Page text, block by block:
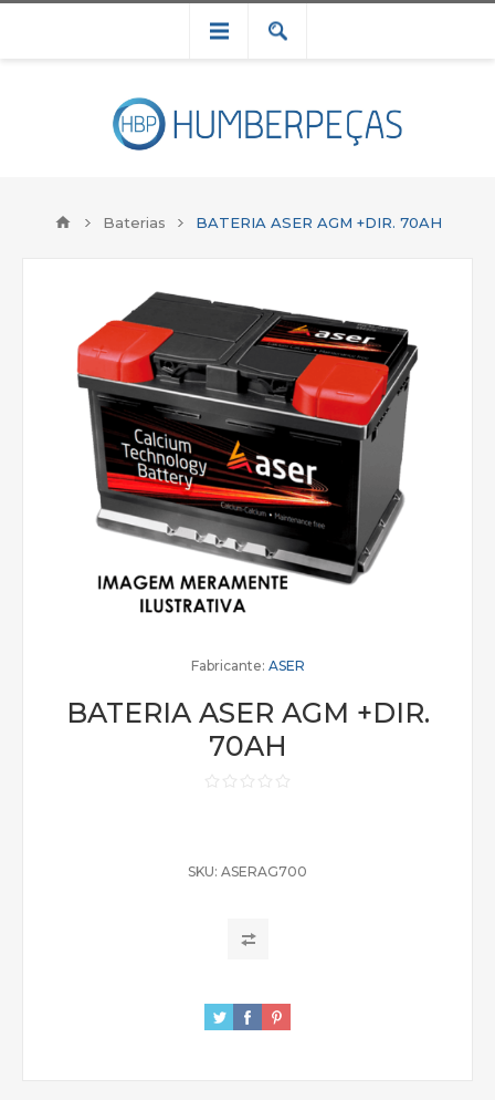
Baterias BATERIA ASER AGM +DIR. 70AH
Fabricante: ASER
BATERIA ASER AGM +DIR.
70AH
SKU: ASERAG700